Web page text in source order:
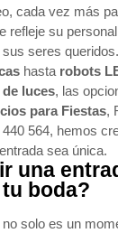
cada vez más
refleje su
seres queridos.
hasta robots
luces, las
para Fiestas,
564, hemos
sea única.
una
boda?
no solo es un